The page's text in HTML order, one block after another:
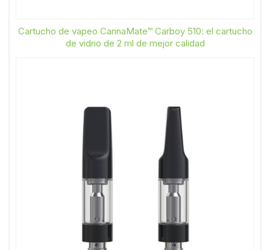
Cartucho de vapeo CannaMate™ Carboy 510: el cartucho
de vidrio de 2 ml de mejor calidad